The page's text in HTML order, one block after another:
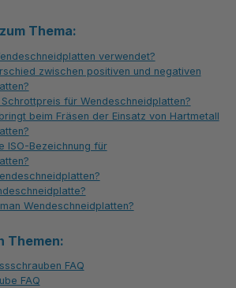
Thema:
verwendet?
zwischen positiven und negativen
für Wendeschneidplatten?
beim Fräsen der Einsatz von Hartmetall
ISO-Bezeichnung für
Wendeschneidplatten?
Themen:
FAQ
FAQ